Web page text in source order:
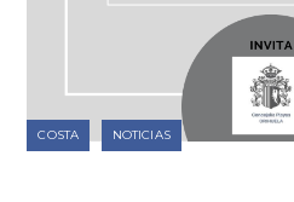
COSTA NOTICIAS